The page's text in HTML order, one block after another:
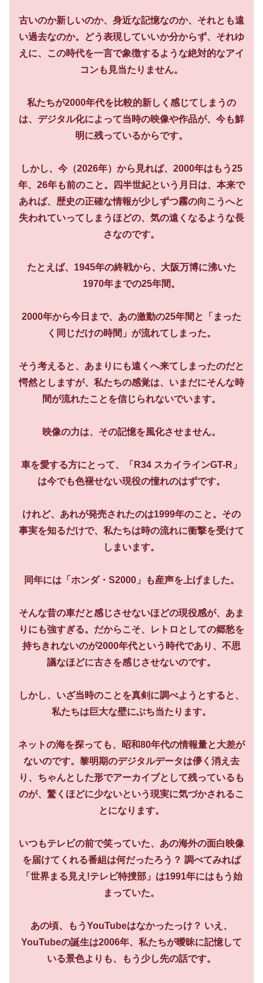
古いのか新しいのか、身近な記憶なのか、それとも遠
い過去なのか。どう表現していいか分からず、それゆ
えに、この時代を一言で象徴するような絶対的なアイ
コンも見当たりません。
私たちが2000年代を比較的新しく感じてしまうの
は、デジタル化によって当時の映像や作品が、今も鮮
明に残っているからです。
しかし、今（2026年）から見れば、2000年はもう25
年、26年も前のこと。四半世紀という月日は、本来で
あれば、歴史の正確な情報が少しずつ霧の向こうへと
失われていってしまうほどの、気の遠くなるような長
さなのです。
たとえば、1945年の終戦から、大阪万博に沸いた
1970年までの25年間。
2000年から今日まで、あの激動の25年間と「まった
く同じだけの時間」が流れてしまった。
そう考えると、あまりにも遠くへ来てしまったのだと
愕然としますが、私たちの感覚は、いまだにそんな時
間が流れたことを信じられないでいます。
映像の力は、その記憶を風化させません。
車を愛する方にとって、「R34 スカイラインGT-R」
は今でも色褪せない現役の憧れのはずです。
けれど、あれが発売されたのは1999年のこと。その
事実を知るだけで、私たちは時の流れに衝撃を受けて
しまいます。
同年には「ホンダ・S2000」も産声を上げました。
そんな昔の車だと感じさせないほどの現役感が、あま
りにも強すぎる。だからこそ、レトロとしての郷愁を
持ちきれないのが2000年代という時代であり、不思
議なほどに古さを感じさせないのです。
しかし、いざ当時のことを真剣に調べようとすると、
私たちは巨大な壁にぶち当たります。
ネットの海を探っても、昭和80年代の情報量と大差が
ないのです。黎明期のデジタルデータは儚く消え去
り、ちゃんとした形でアーカイブとして残っているも
のが、驚くほどに少ないという現実に気づかされるこ
とになります。
いつもテレビの前で笑っていた、あの海外の面白映像
を届けてくれる番組は何だったろう？ 調べてみれば
「世界まる見え!テレビ特捜部」は1991年にはもう始
まっていた。
あの頃、もうYouTubeはなかったっけ？ いえ、
YouTubeの誕生は2006年、私たちが曖昧に記憶して
いる景色よりも、もう少し先の話です。